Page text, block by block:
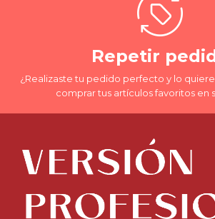
Repetir
¿Realizaste tu pedido perfecto y lo
comprar tus artículos favoritos en